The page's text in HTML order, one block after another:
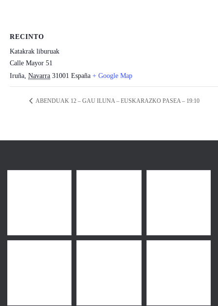
RECINTO
Katakrak liburuak
Calle Mayor 51
Iruña, Navarra 31001 España + Google Map
ABENDUAK 12 – GAU ILUNA – EUSKARAZKO PASEA – 19:10